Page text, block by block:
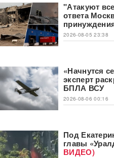
"Атакуют
ответа
2026-08-05 23:38
«Начнутся
эксперт
БПЛА ВСУ
2026-08-06 00:16
Под
главы
ВИДЕО)